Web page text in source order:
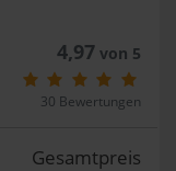
4,97von 5
30 Bewertungen
Gesamtpreis